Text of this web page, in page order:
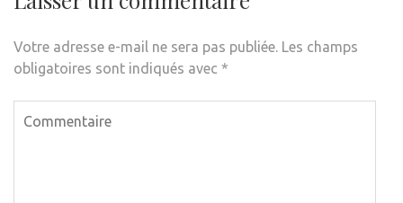
Votre adresse e-mail ne sera pas publiée. Les champs
obligatoires sont indiqués avec *